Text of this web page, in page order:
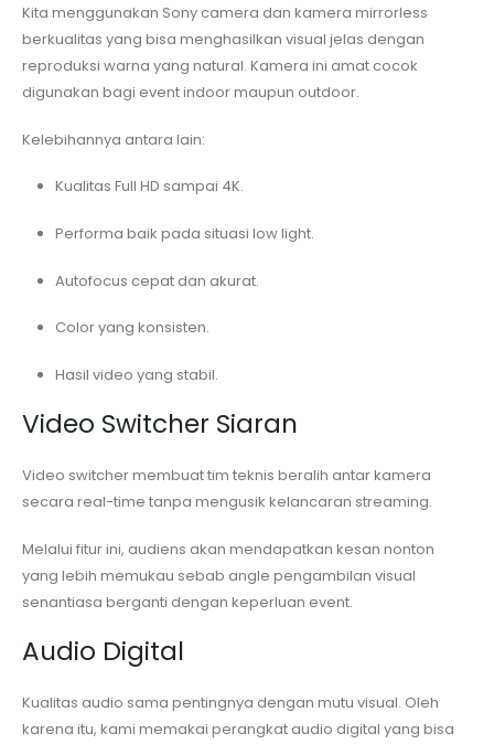
Kita menggunakan Sony camera dan kamera mirrorless
berkualitas yang bisa menghasilkan visual jelas dengan
reproduksi warna yang natural. Kamera ini amat cocok
digunakan bagi event indoor maupun outdoor.
Kelebihannya antara lain:
Kualitas Full HD sampai 4K.
Performa baik pada situasi low light.
Autofocus cepat dan akurat.
Color yang konsisten.
Hasil video yang stabil.
Video Switcher Siaran
Video switcher membuat tim teknis beralih antar kamera
secara real-time tanpa mengusik kelancaran streaming.
Melalui fitur ini, audiens akan mendapatkan kesan nonton
yang lebih memukau sebab angle pengambilan visual
senantiasa berganti dengan keperluan event.
Audio Digital
Kualitas audio sama pentingnya dengan mutu visual. Oleh
karena itu, kami memakai perangkat audio digital yang bisa